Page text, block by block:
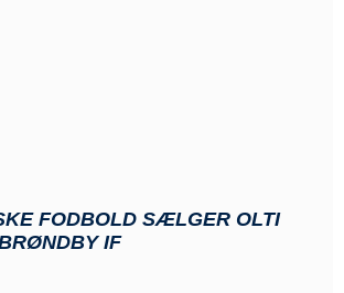
FODBOLD SÆLGER OLTI
IF